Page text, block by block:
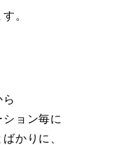
。
ョン毎に
かりに、